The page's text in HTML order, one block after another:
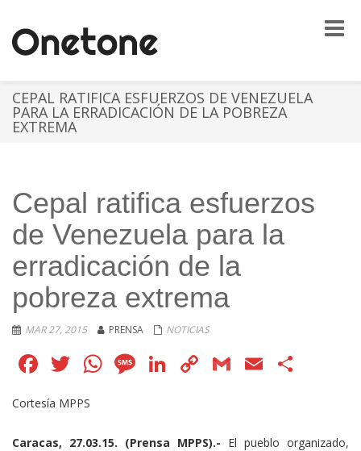
Toggle
CEPAL RATIFICA ESFUERZOS DE VENEZUELA
PARA LA ERRADICACIÓN DE LA POBREZA
EXTREMA
Cepal ratifica esfuerzos
de Venezuela para la
erradicación de la
pobreza extrema
MAR 27, 2015 PRENSA NOTICIAS
Facebook
Twitter
WhatsApp
Message
LinkedIn
CopyGmailEmail
Cortesía MPPS
Caracas, 27.03.15. (Prensa MPPS).- El pueblo organizado,